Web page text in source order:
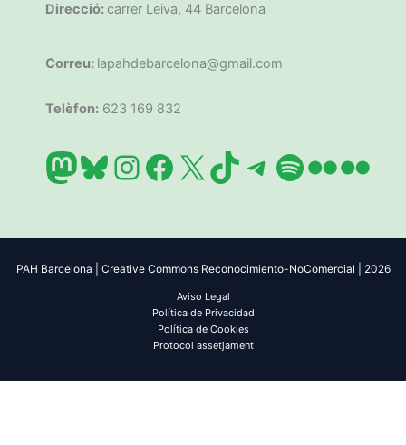
Direcció: carrer Leiva, 44 Barcelona
Correu: lapahdebarcelona@gmail.com
Telèfon: 623 169 832
Mastodon
Bluesky
Instagram
Facebook
X TikTok
Telegram
Spotify
Flickr
PAH Barcelona | Creative Commons Reconocimiento-NoComercial | 2026
Aviso Legal
Política de Privacidad
Política de Cookies
Protocol assetjament